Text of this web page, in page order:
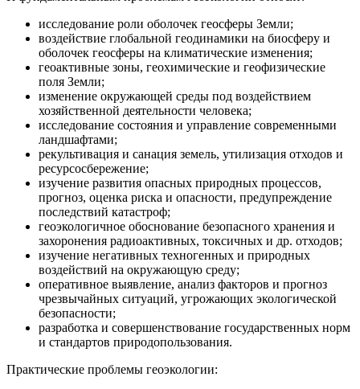
исследование роли оболочек геосферы Земли;
воздействие глобальной геодинамики на биосферу и
оболочек геосферы на климатические изменения;
геоактивные зоны, геохимические и геофизические
поля Земли;
изменение окружающей среды под воздействием
хозяйственной деятельности человека;
исследование состояния и управление современными
ландшафтами;
рекультивация и санация земель, утилизация отходов и
ресурсосбережение;
изучение развития опасных природных процессов,
прогноз, оценка риска и опасности, предупреждение
последствий катастроф;
геоэкологичное обоснование безопасного хранения и
захоронения радиоактивных, токсичных и др. отходов;
изучение негативных техногенных и природных
воздействий на окружающую среду;
оперативное выявление, анализ факторов и прогноз
чрезвычайных ситуаций, угрожающих экологической
безопасности;
разработка и совершенствование государственных норм
и стандартов природопользования.
Практические проблемы геоэкологии: